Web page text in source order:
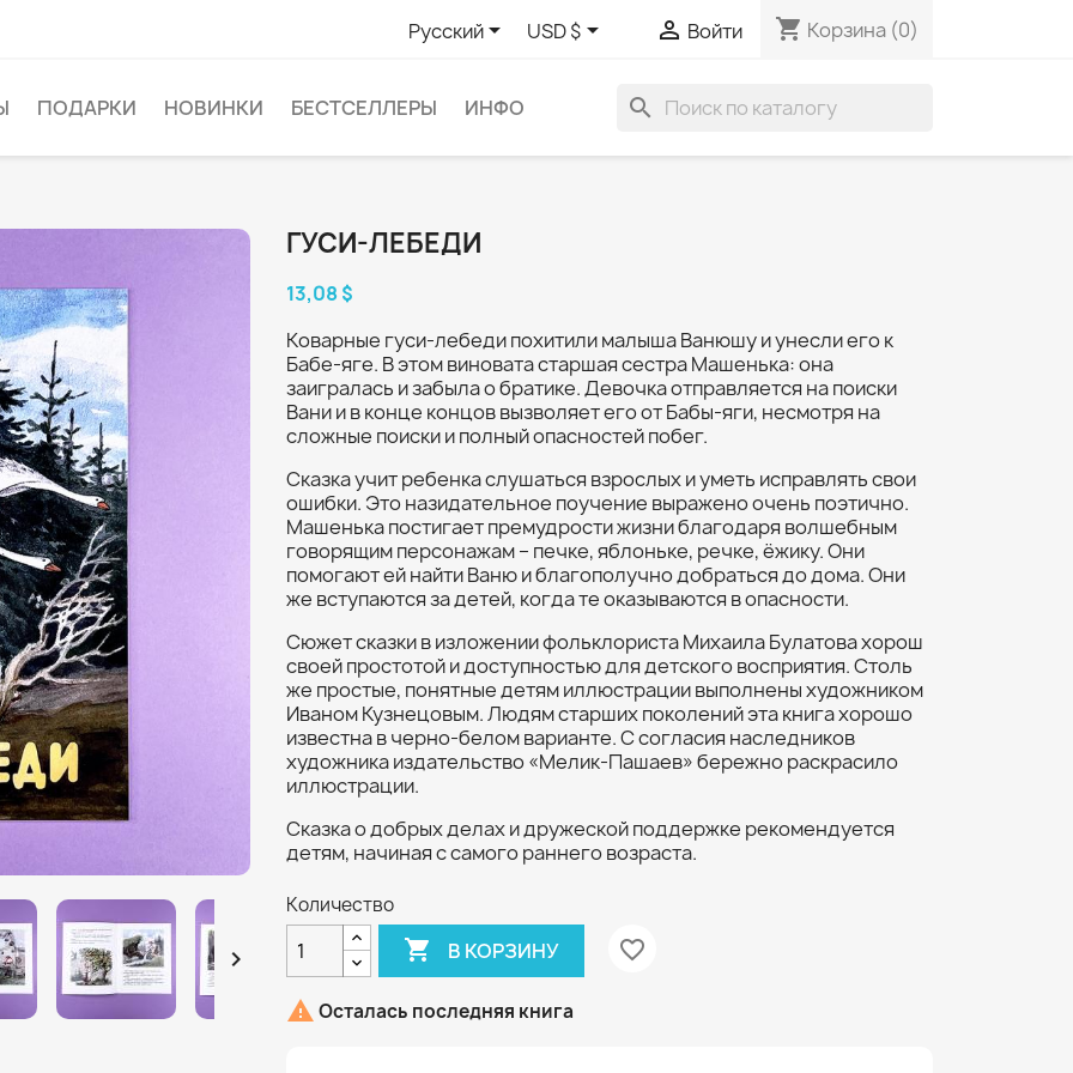
Русский USD $  Войти shopping_cart Корзина (0)
ПОДАРКИ НОВИНКИ БЕСТСЕЛЛЕРЫ ИНФО search

ГУСИ-ЛЕБЕДИ
13,08 $
Коварные гуси-лебеди похитили малыша Ванюшу и унесли его к
Бабе-яге. В этом виновата старшая сестра Машенька: она
заигралась и забыла о братике. Девочка отправляется на поиски
Вани и в конце концов вызволяет его от Бабы-яги, несмотря на
сложные поиски и полный опасностей побег.
Сказка учит ребенка слушаться взрослых и уметь исправлять свои
ошибки. Это назидательное поучение выражено очень поэтично.
Машенька постигает премудрости жизни благодаря волшебным
говорящим персонажам – печке, яблоньке, речке, ёжику. Они
помогают ей найти Ваню и благополучно добраться до дома. Они
же вступаются за детей, когда те оказываются в опасности.
Сюжет сказки в изложении фольклориста Михаила Булатова хорош
своей простотой и доступностью для детского восприятия. Столь
же простые, понятные детям иллюстрации выполнены художником
Иваном Кузнецовым. Людям старших поколений эта книга хорошо
известна в черно-белом варианте. С согласия наследников
художника издательство «Мелик-Пашаев» бережно раскрасило
иллюстрации.
Сказка о добрых делах и дружеской поддержке рекомендуется
детям, начиная с самого раннего возраста.
Количество
 В КОРЗИНУ favorite_border
 Осталась последняя книга